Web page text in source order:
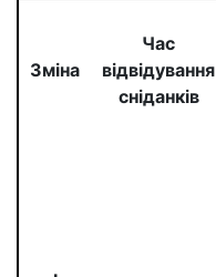
Зміна
Час
відвідування
сніданків